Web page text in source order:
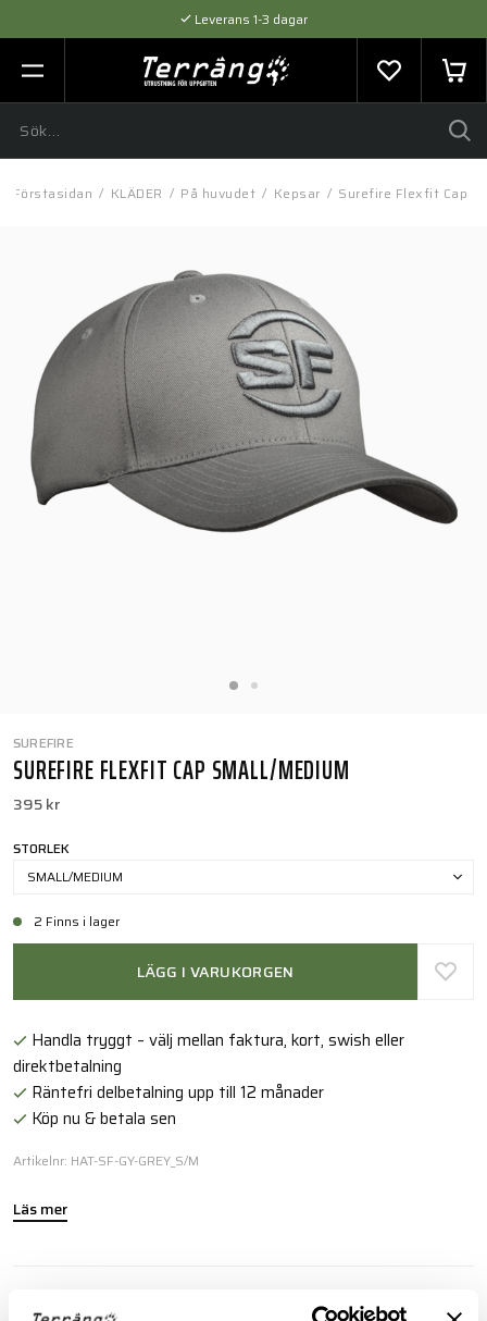
Leverans 1-3 dagar
Flexibel betalning med SVEA
Expertråd & Kvalitetsprodukter
Förstasidan / KLÄDER / På huvudet / Kepsar / Surefire Flexfit Cap
SUREFIRE
SUREFIRE FLEXFIT CAP SMALL/MEDIUM
395 kr
STORLEK
SMALL/MEDIUM
2 Finns i lager
LÄGG I VARUKORGEN
Handla tryggt – välj mellan faktura, kort, swish eller
direktbetalning
Räntefri delbetalning upp till 12 månader
Köp nu & betala sen
Artikelnr: HAT-SF-GY-GREY_S/M
Läs mer